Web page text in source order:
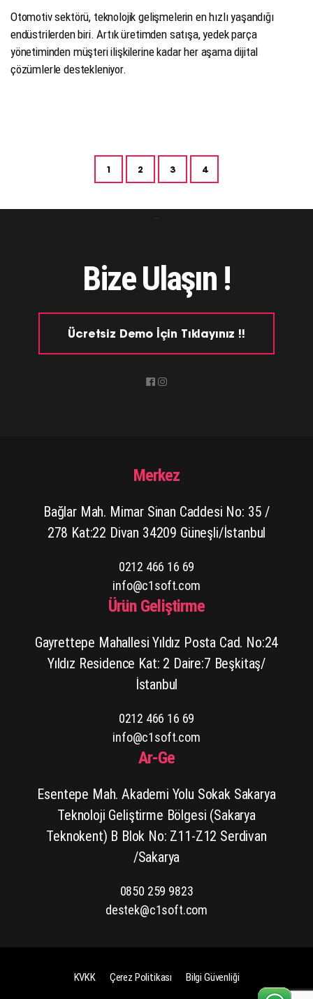
Otomotiv sektörü, teknolojik gelişmelerin en hızlı yaşandığı
endüstrilerden biri. Artık üretimden satışa, yedek parça
yönetiminden müşteri ilişkilerine kadar her aşama dijital
çözümlerle destekleniyor.
1 2 3 4
Bize Ulaşın !
Ücretsiz Demo İçin Tıklayınız !!
Merkez
Bağlar Mah. Mimar Sinan Caddesi No: 35 /
278 Kat:22 Divan 34209 Güneşli/İstanbul
0212 466 16 69
info@c1soft.com
Ürün Geliştirme
Gayrettepe Mahallesi Yıldız Posta Cad. No:24
Yıldız Residence Kat: 2 Daire:7 Beşkitaş/
İstanbul
0212 466 16 69
info@c1soft.com
Ar-Ge
Esentepe Mah. Akademi Yolu Sokak Sakarya
Teknoloji Geliştirme Bölgesi (Sakarya
Teknokent) B Blok No: Z11-Z12 Serdivan
/Sakarya
0850 259 9823
destek@c1soft.com
KVKK Çerez Politikası Bilgi Güvenliği